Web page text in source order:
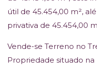
útil de 45.454,00 m²,
privativa de 45.454,00
Vende-se Terreno no
Propriedade situado na